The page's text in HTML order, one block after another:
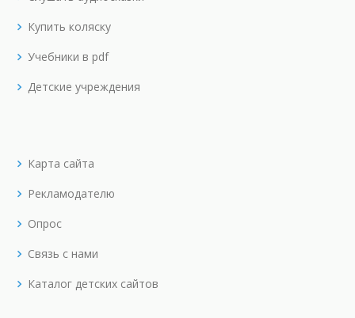
Купить коляску
Учебники в pdf
Детские учреждения
Карта сайта
Рекламодателю
Опрос
Связь с нами
Каталог детских сайтов